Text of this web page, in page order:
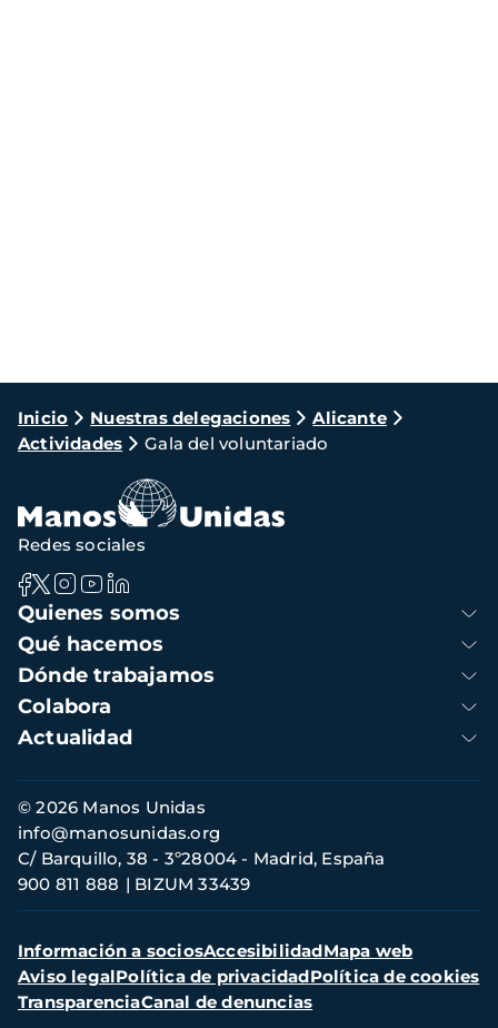
Ruta
de
navegación
Inicio Nuestras delegaciones
Alicante
Actividades
Gala del voluntariado
Navegación
principal
Quienes somos
Qué hacemos
Dónde trabajamos
Colabora
Actualidad
Redes sociales
Información
de
contacto
© 2026 Manos Unidas
C/ Barquillo, 38 - 3º28004 - Madrid, España
900 811 888
BIZUM 33439
info@manosunidas.org
Menú
secundario
Información a sociosAccesibilidadMapa web
Aviso legalPolítica de privacidadPolítica de cookies
TransparenciaCanal de denuncias